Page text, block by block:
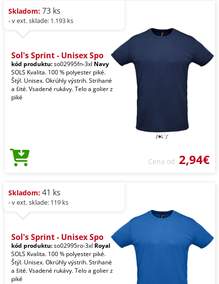
Skladom: 73 ks
- v ext. sklade: 1.193 ks
Sol's Sprint - Unisex Spo
kód produktu:so02995fn-3xl Navy
SOLS Kvalita. 100 % polyester piké.
Štýl. Unisex. Okrúhly výstrih. Strihané
a šité. Vsadené rukávy. Telo a golier z
piké
Cena od 2,94€
Skladom: 41 ks
- v ext. sklade: 119 ks
Sol's Sprint - Unisex Spo
kód produktu:so02995ro-3xl Royal
SOLS Kvalita. 100 % polyester piké.
Štýl. Unisex. Okrúhly výstrih. Strihané
a šité. Vsadené rukávy. Telo a golier z
piké